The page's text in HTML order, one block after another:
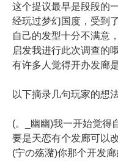
这个提议最早是段段的
经玩过梦幻国度，受到
自己的发型十分不满意
启发我进行此次调查的
有许多人觉得开办发廊
以下摘录几句玩家的想法
(。_幽幽)我一开始觉得
要是天恋有个发廊可以
(宁の殇潴)你那个开发